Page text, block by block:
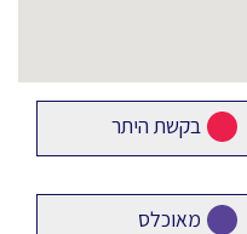
בקשת היתר
מאוכלס